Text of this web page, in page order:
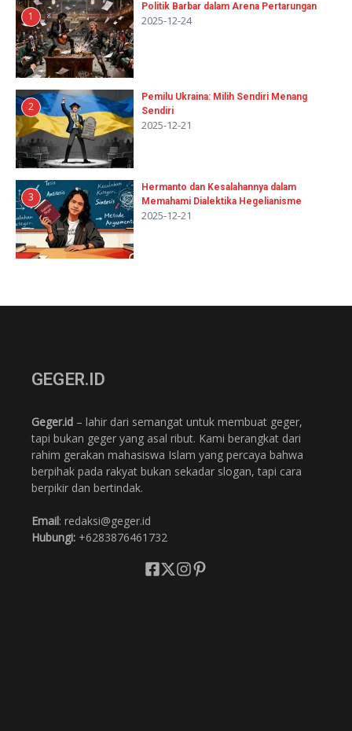
1
Politik Barbar dalam Arena Pertarungan
2025-12-24
2
Pemilu Ukraina: Milih Sendiri Menang
Sendiri
2025-12-21
3
Hermanto dan Kesalahannya dalam
Memahami Dialektika Hegelianisme
2025-12-21
GEGER.ID
Geger.id – lahir dari semangat untuk membuat geger,
tapi bukan geger yang asal ribut. Kami berangkat dari
rahim gerakan mahasiswa Islam yang percaya bahwa
berpihak pada rakyat bukan sekadar slogan, tapi cara
berpikir dan bertindak.
Email: redaksi@geger.id
Hubungi: +6283876461732